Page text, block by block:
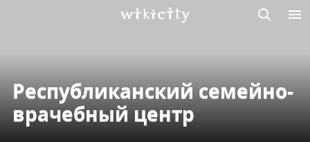
Республиканский семейно-
врачебный центр